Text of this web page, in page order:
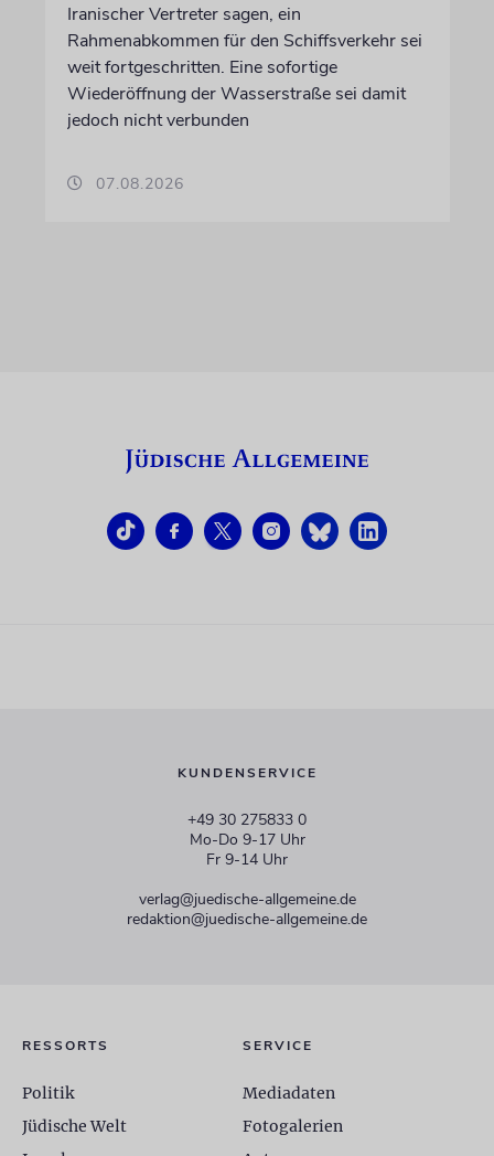
Iranischer Vertreter sagen, ein
Rahmenabkommen für den Schiffsverkehr sei
weit fortgeschritten. Eine sofortige
Wiederöffnung der Wasserstraße sei damit
jedoch nicht verbunden
07.08.2026
KUNDENSERVICE
+49 30 275833 0
Mo-Do 9-17 Uhr
Fr 9-14 Uhr
verlag@juedische-allgemeine.de
redaktion@juedische-allgemeine.de
RESSORTS
Politik
Jüdische Welt
SERVICE
Mediadaten
Fotogalerien